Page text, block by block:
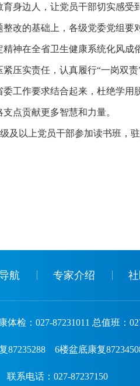
身边人，让党员干部切实感
改的基础上，各级党委党组
神在全省卫生健康系统化风成
压实责任，认真履行“一岗双
工作要求结合起来，杜绝学
点贡献更多智慧和力量。
及以上党员干部参加读书班，
航 专家介绍
体检：027-87231011 总值班：
6楼盆底康复
联系电话：027-87237150